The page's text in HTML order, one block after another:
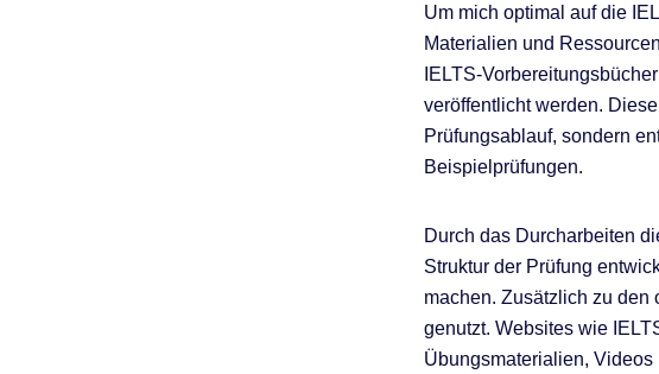
Um mich optimal auf die
Materialien und
IELTS-
veröffentlicht werden.
Prüfungsablauf, sondern
Beispielprüfungen.
Durch das Durcharbeiten
Struktur der Prüfung
machen. Zusätzlich zu
genutzt. Websites wie
Übungsmaterialien,